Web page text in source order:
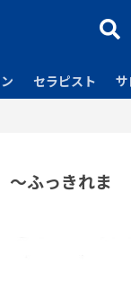
セラピスト
ふっきれま